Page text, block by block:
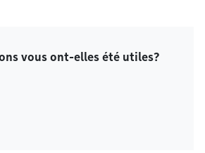
vous ont-elles été utiles?